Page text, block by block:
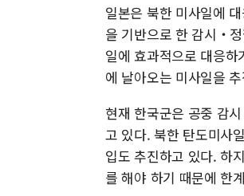
일본은 북한 미사일에
을 기반으로 한 감시‧정
일에 효과적으로 대응
에 날아오는 미사일을
현재 한국군은 공중 감
고 있다. 북한 탄도미사
입도 추진하고 있다. 하
를 해야 하기 때문에 한